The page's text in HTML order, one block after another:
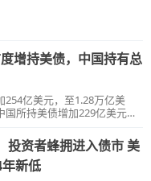
增持美债，中国持有总
254亿美元，至1.28万亿美
所持美债增加229亿美元，
，十二个月里外国人购买美
投资者蜂拥进入债市 美
新低